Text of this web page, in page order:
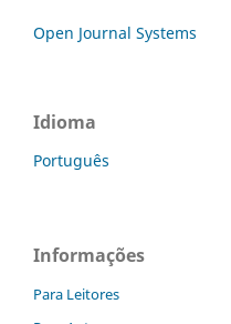
Open Journal Systems
Idioma
Português
Informações
Para Leitores